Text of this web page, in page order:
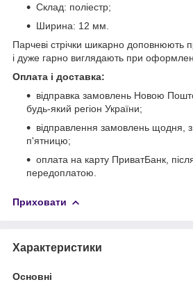
Склад: поліестр;
Ширина: 12 мм.
Парчеві стрічки шикарно доповнюють
і дуже гарно виглядають при
Оплата і доставка:
відправка замовлень Новою
будь-який регіон України;
відправлення замовлень щодня,
п'ятницю;
оплата на карту ПриватБанк,
передоплатою.
Приховати
Характеристики
Основні